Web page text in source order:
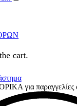
cart.
για παραγγελίες